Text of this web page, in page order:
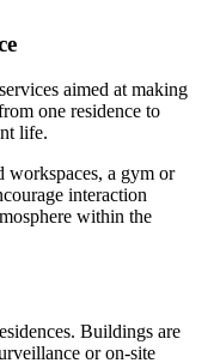
aimed at making
one residence to
life.
workspaces, a gym or
interaction
within the
Buildings are
or on-site